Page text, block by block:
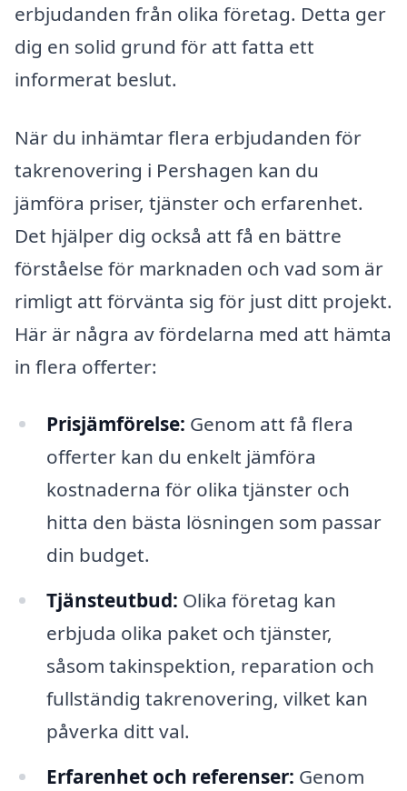
erbjudanden från olika företag. Detta ger
dig en solid grund för att fatta ett
informerat beslut.
När du inhämtar flera erbjudanden för
takrenovering i Pershagen kan du
jämföra priser, tjänster och erfarenhet.
Det hjälper dig också att få en bättre
förståelse för marknaden och vad som är
rimligt att förvänta sig för just ditt projekt.
Här är några av fördelarna med att hämta
in flera offerter:
Prisjämförelse: Genom att få flera
offerter kan du enkelt jämföra
kostnaderna för olika tjänster och
hitta den bästa lösningen som passar
din budget.
Tjänsteutbud: Olika företag kan
erbjuda olika paket och tjänster,
såsom takinspektion, reparation och
fullständig takrenovering, vilket kan
påverka ditt val.
Erfarenhet och referenser: Genom